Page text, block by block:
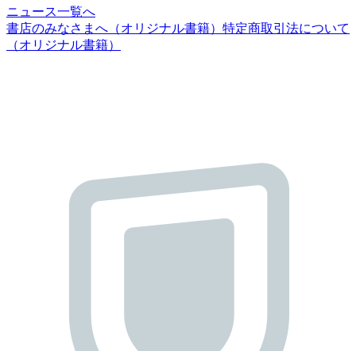
ニュース一覧へ
書店のみなさまへ（オリジナル書籍） 特定商取引法について
（オリジナル書籍）